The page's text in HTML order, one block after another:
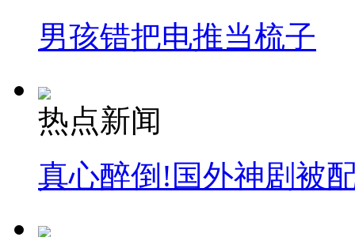
男孩错把电推当梳子
热点新闻
真心醉倒!国外神剧被